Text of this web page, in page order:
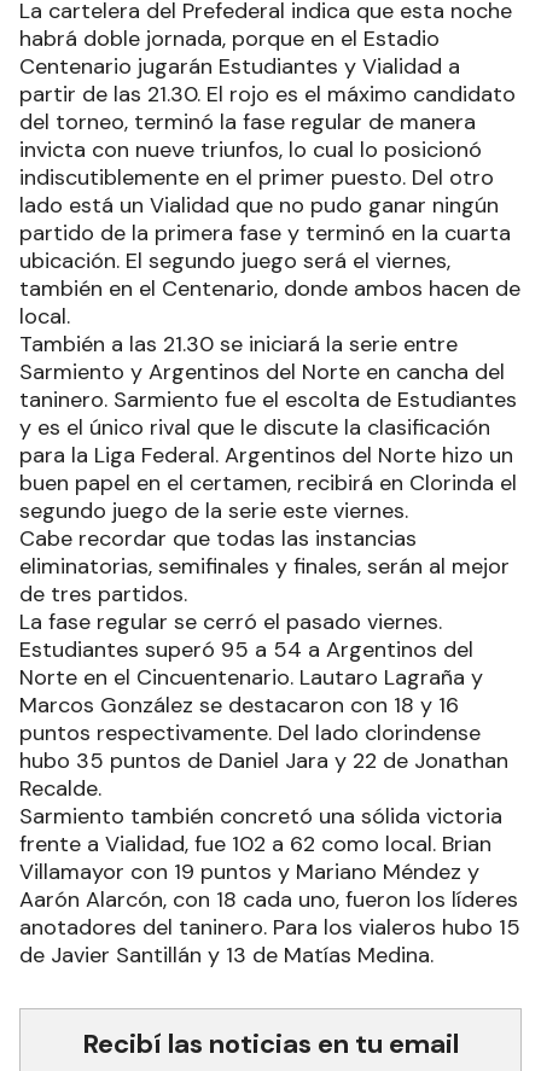
La cartelera del Prefederal indica que esta noche
habrá doble jornada, porque en el Estadio
Centenario jugarán Estudiantes y Vialidad a
partir de las 21.30. El rojo es el máximo candidato
del torneo, terminó la fase regular de manera
invicta con nueve triunfos, lo cual lo posicionó
indiscutiblemente en el primer puesto. Del otro
lado está un Vialidad que no pudo ganar ningún
partido de la primera fase y terminó en la cuarta
ubicación. El segundo juego será el viernes,
también en el Centenario, donde ambos hacen de
local.
También a las 21.30 se iniciará la serie entre
Sarmiento y Argentinos del Norte en cancha del
taninero. Sarmiento fue el escolta de Estudiantes
y es el único rival que le discute la clasificación
para la Liga Federal. Argentinos del Norte hizo un
buen papel en el certamen, recibirá en Clorinda el
segundo juego de la serie este viernes.
Cabe recordar que todas las instancias
eliminatorias, semifinales y finales, serán al mejor
de tres partidos.
La fase regular se cerró el pasado viernes.
Estudiantes superó 95 a 54 a Argentinos del
Norte en el Cincuentenario. Lautaro Lagraña y
Marcos González se destacaron con 18 y 16
puntos respectivamente. Del lado clorindense
hubo 35 puntos de Daniel Jara y 22 de Jonathan
Recalde.
Sarmiento también concretó una sólida victoria
frente a Vialidad, fue 102 a 62 como local. Brian
Villamayor con 19 puntos y Mariano Méndez y
Aarón Alarcón, con 18 cada uno, fueron los líderes
anotadores del taninero. Para los vialeros hubo 15
de Javier Santillán y 13 de Matías Medina.
Recibí las noticias en tu email